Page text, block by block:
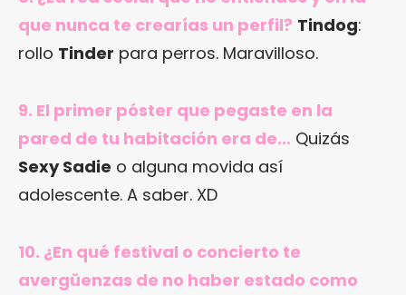
que nunca te crearías un perfil? Tindog:
rollo Tinder para perros. Maravilloso.
9. El primer póster que pegaste en la
pared de tu habitación era de… Quizás
Sexy Sadie o alguna movida así
adolescente. A saber. XD
10. ¿En qué festival o concierto te
avergüenzas de no haber estado como